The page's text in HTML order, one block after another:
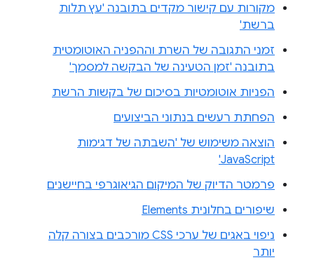
מקורות עם קישור מקדים בתובנה 'עץ תלות
ברשת'
זמני התגובה של השרת וההפניה האוטומטית
בתובנה 'זמן הטעינה של הבקשה למסמך'
הפניות אוטומטיות בסיכום של בקשות הרשת
הפחתת רעשים בנתוני הביצועים
הוצאה משימוש של 'השבתה של דגימות
JavaScript'
פרמטר הדיוק של המיקום הגיאוגרפי בחיישנים
שיפורים בחלונית Elements
ניפוי באגים של ערכי CSS מורכבים בצורה קלה
יותר